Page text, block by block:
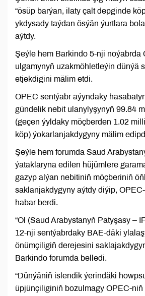
“ösüp barýan, ilaty çalt depginde
ykdysady taýdan ösýän ýurtlara
aýtdy.
Şeýle hem Barkindo 5-nji noýabrda
ulgamynyň uzakmöhletleýin dünýä
etjekdigini mälim etdi.
OPEC sentýabr aýyndaky
gündelik nebit ulanylyşynyň 99.84
(geçen ýyldaky möçberden 1.02
köp) ýokarlanjakdygyny mälim
Şeýle hem forumda Saud
ýataklaryna edilen hüjümlere
gazyp alýan nebitiniň möçberiniň
saklanjakdygyny aýtdy diýip,
habar berdi.
“Ol (Saud Arabystanyň Patyşasy –
12-nji sentýabrdaky BAE-däki
önümçiligiň derejesini
Barkindo forumda belledi.
“Dünýäniň islendik ýerindäki
üpjünçiliginiň bozulmagy OPEC-niň